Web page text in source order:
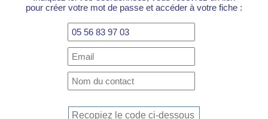
pour créer votre mot de passe et accéder à votre fiche :